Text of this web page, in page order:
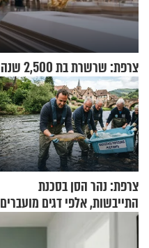
צרפת: שרשרת בת 2,500 שנה נגנבה ממוזיאון לאור היום
צרפת: נהר הסן בסכנת
התייבשות, אלפי דגים מועברים
במבצעי חילוץ